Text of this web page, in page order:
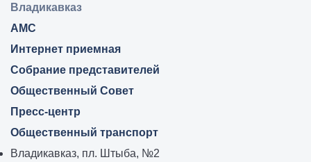
Владикавказ:
Владикавказ
АМС
Интернет приемная
Собрание представителей
Общественный Совет
Пресс-центр
Общественный транспорт
Владикавказ, пл. Штыба, №2